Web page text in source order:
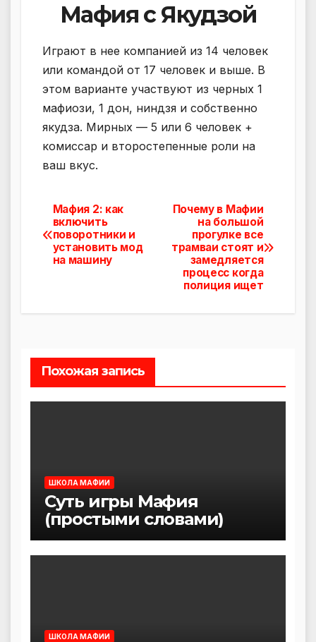
Мафия с Якудзой
Играют в нее компанией из 14 человек
или командой от 17 человек и выше. В
этом варианте участвуют из черных 1
мафиози, 1 дон, ниндзя и собственно
якудза. Мирных — 5 или 6 человек +
комиссар и второстепенные роли на
ваш вкус.
Навигация
по
записям
Почему в Мафии
на большой
прогулке все
трамваи стоят и
замедляется
процесс когда
полиция ищет
Мафия 2: как
включить
поворотники и
установить мод
на машину
Похожая запись
ШКОЛА МАФИИ
Суть игры Мафия
(простыми словами)
ШКОЛА МАФИИ